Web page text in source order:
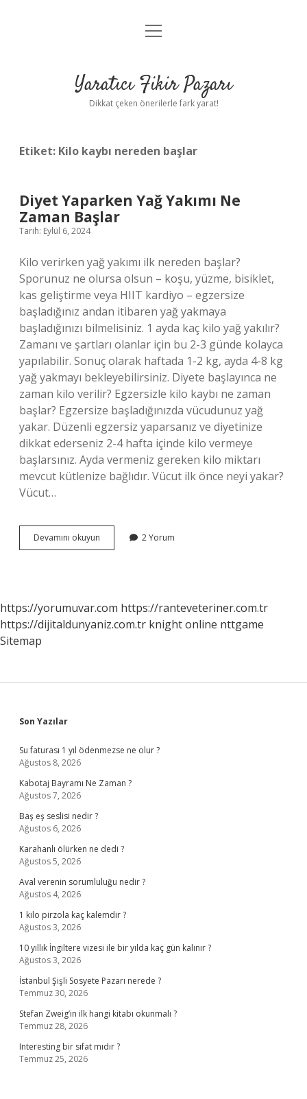
Anasayfa
Yasal Uyarı
menüyü
Yaratıcı Fikir Pazarı
Dikkat çeken önerilerle fark yarat!
Etiket: Kilo kaybı nereden başlar
Diyet Yaparken Yağ Yakımı Ne
Zaman Başlar
Tarih: Eylül 6, 2024
Kilo verirken yağ yakımı ilk nereden başlar?
Sporunuz ne olursa olsun – koşu, yüzme, bisiklet,
kas geliştirme veya HIIT kardiyo – egzersize
başladığınız andan itibaren yağ yakmaya
başladığınızı bilmelisiniz. 1 ayda kaç kilo yağ yakılır?
Zamanı ve şartları olanlar için bu 2-3 günde kolayca
yapılabilir. Sonuç olarak haftada 1-2 kg, ayda 4-8 kg
yağ yakmayı bekleyebilirsiniz. Diyete başlayınca ne
zaman kilo verilir? Egzersizle kilo kaybı ne zaman
başlar? Egzersize başladığınızda vücudunuz yağ
yakar. Düzenli egzersiz yaparsanız ve diyetinize
dikkat ederseniz 2-4 hafta içinde kilo vermeye
başlarsınız. Ayda vermeniz gereken kilo miktarı
mevcut kütlenize bağlıdır. Vücut ilk önce neyi yakar?
Vücut…
Devamını okuyun
Yaparken
Başlar
2 Yorum
https://yorumuvar.com https://ranteveteriner.com.tr
https://dijitaldunyaniz.com.tr knight online nttgame
Sitemap
Sidebar
Son Yazılar
Su faturası 1 yıl ödenmezse ne olur ?
Ağustos 8, 2026
Kabotaj Bayramı Ne Zaman ?
Ağustos 7, 2026
Baş eş seslisi nedir ?
Ağustos 6, 2026
Karahanlı ölürken ne dedi ?
Ağustos 5, 2026
Aval verenin sorumluluğu nedir ?
Ağustos 4, 2026
1 kilo pirzola kaç kalemdir ?
Ağustos 3, 2026
10 yıllık İngiltere vizesi ile bir yılda kaç gün kalınır ?
Ağustos 3, 2026
İstanbul Şişli Sosyete Pazarı nerede ?
Temmuz 30, 2026
Stefan Zweig’in ilk hangi kitabı okunmalı ?
Temmuz 28, 2026
Interesting bir sıfat mıdır ?
Temmuz 25, 2026